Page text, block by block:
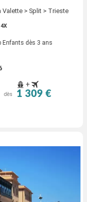
Valette > Split > Trieste
Enfants dès 3 ans
+
dès 1 309 €